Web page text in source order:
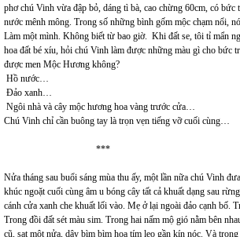
phơ chú Vinh vừa đập bỏ, dáng tì bà, cao chừng 60cm, có bức
nước mênh mông. Trong số những bình gốm mộc chạm nổi,
Làm một mình. Không biết từ bao giờ. Khi đất se, tôi tỉ mẩn
hoa đất bé xíu, hỏi chú Vinh làm được những màu gì cho bức
được men Mộc Hương không?
Hồ nước…
Đảo xanh…
Ngôi nhà và cây mộc hương hoa vàng trước cửa…
Chú Vinh chỉ cần buông tay là trọn vẹn tiếng vỡ cuối cùng…
***
Nửa tháng sau buổi sáng mùa thu ấy, một lần nữa chú Vinh
khúc ngoặt cuối cùng âm u bóng cây tất cả khuất dạng sau
cánh cửa xanh che khuất lối vào. Mẹ ở lại ngoài đảo cạnh bố.
Trong đồi đất sét màu sim. Trong hai nấm mộ gió nằm bên
cũ, sạt một nửa, dây bìm bìm hoa tím leo gần kín nóc. Và